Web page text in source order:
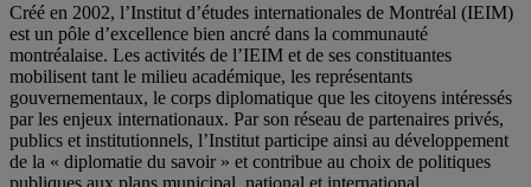
Créé en 2002, l’Institut d’études internationales de Montréal (IEIM)
est un pôle d’excellence bien ancré dans la communauté
montréalaise. Les activités de l’IEIM et de ses constituantes
mobilisent tant le milieu académique, les représentants
gouvernementaux, le corps diplomatique que les citoyens intéressés
par les enjeux internationaux. Par son réseau de partenaires privés,
publics et institutionnels, l’Institut participe ainsi au développement
de la « diplomatie du savoir » et contribue au choix de politiques
publiques aux plans municipal, national et international.